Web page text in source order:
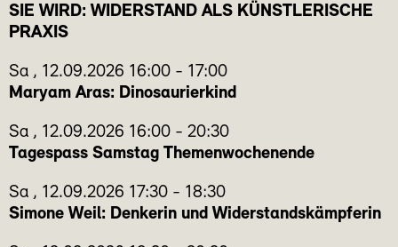
SIE WIRD: WIDERSTAND ALS KÜNSTLERISCHE
PRAXIS
Sa , 12.09.2026 16:00 - 17:00
Maryam Aras: Dinosaurierkind
Sa , 12.09.2026 16:00 - 20:30
Tagespass Samstag Themenwochenende
Sa , 12.09.2026 17:30 - 18:30
Simone Weil: Denkerin und Widerstandskämpferin